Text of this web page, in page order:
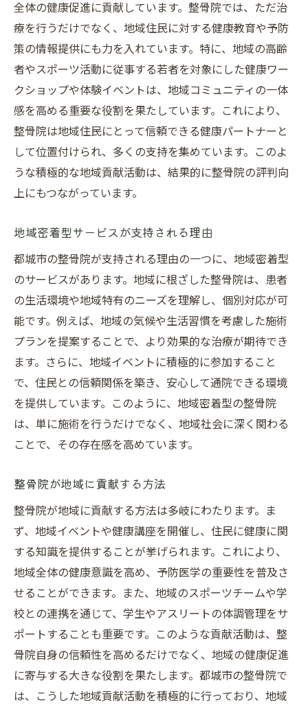
全体の健康促進に貢献しています。整骨院では、ただ治
療を行うだけでなく、地域住民に対する健康教育や予防
策の情報提供にも力を入れています。特に、地域の高齢
者やスポーツ活動に従事する若者を対象にした健康ワー
クショップや体験イベントは、地域コミュニティの一体
感を高める重要な役割を果たしています。これにより、
整骨院は地域住民にとって信頼できる健康パートナーと
して位置付けられ、多くの支持を集めています。このよ
うな積極的な地域貢献活動は、結果的に整骨院の評判向
上にもつながっています。
地域密着型サービスが支持される理由
都城市の整骨院が支持される理由の一つに、地域密着型
のサービスがあります。地域に根ざした整骨院は、患者
の生活環境や地域特有のニーズを理解し、個別対応が可
能です。例えば、地域の気候や生活習慣を考慮した施術
プランを提案することで、より効果的な治療が期待でき
ます。さらに、地域イベントに積極的に参加すること
で、住民との信頼関係を築き、安心して通院できる環境
を提供しています。このように、地域密着型の整骨院
は、単に施術を行うだけでなく、地域社会に深く関わる
ことで、その存在感を高めています。
整骨院が地域に貢献する方法
整骨院が地域に貢献する方法は多岐にわたります。ま
ず、地域イベントや健康講座を開催し、住民に健康に関
する知識を提供することが挙げられます。これにより、
地域全体の健康意識を高め、予防医学の重要性を普及さ
せることができます。また、地域のスポーツチームや学
校との連携を通じて、学生やアスリートの体調管理をサ
ポートすることも重要です。このような貢献活動は、整
骨院自身の信頼性を高めるだけでなく、地域の健康促進
に寄与する大きな役割を果たします。都城市の整骨院で
は、こうした地域貢献活動を積極的に行っており、地域